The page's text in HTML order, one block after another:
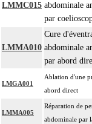
LMMC015 abdominale
par
LMMA010
Cure
abdominale
par abord
LMGA001
Ablation d'une
abord direct
LMMA005
Réparation de
abdominale par